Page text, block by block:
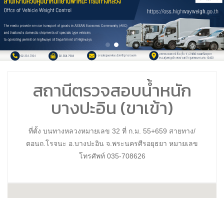
สถานีตรวจสอบน้ำหนัก
บางปะอิน (ขาเข้า)
ที่ตั้ง บนทางหลวงหมายเลข 32 ที่ ก.ม. 55+659 สายทาง/
ตอนถ.โรจนะ อ.บางปะอิน จ.พระนครศีรอยุธยา หมายเลข
โทรศัพท์ 035-708626